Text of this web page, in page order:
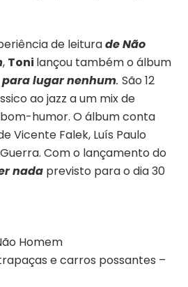
de leiturade Não
, Toni lançou também o álbum
para lugar nenhum. São 12
ao jazz a um mix de
humor. O álbum conta
Vicente Falek, Luís Paulo
Com o lançamento do
nada previsto para o dia 30
Homem
e carros possantes –